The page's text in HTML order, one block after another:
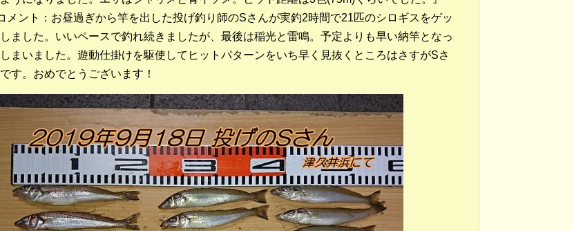
メント：お昼過ぎから竿を出した投げ釣り師のSさんが実釣2時間で21匹のシロギスをゲッ
しました。いいペースで釣れ続きましたが、最後は稲光と雷鳴。予定よりも早い納竿となっ
まいました。遊動仕掛けを駆使してヒットパターンをいち早く見抜くところはさすがSさ
す。おめでとうございます！